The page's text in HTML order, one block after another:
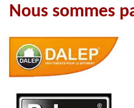
Nous sommes